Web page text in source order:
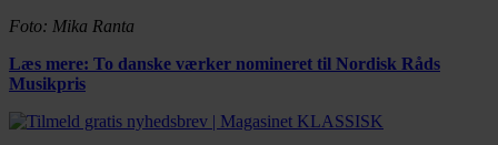
Foto: Mika Ranta
Læs mere: To danske værker nomineret til Nordisk Råds
Musikpris